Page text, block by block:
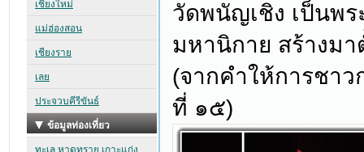
วัดพนัญเชิง เป็นพ
มหานิกาย สร้างมา
(จากคำให้การชาว
ที่ ๑๕)